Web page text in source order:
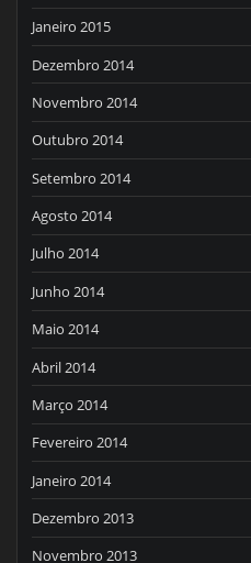
Janeiro 2015
Dezembro 2014
Novembro 2014
Outubro 2014
Setembro 2014
Agosto 2014
Julho 2014
Junho 2014
Maio 2014
Abril 2014
Março 2014
Fevereiro 2014
Janeiro 2014
Dezembro 2013
Novembro 2013